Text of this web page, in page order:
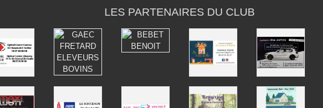
LES PARTENAIRES DU CLUB